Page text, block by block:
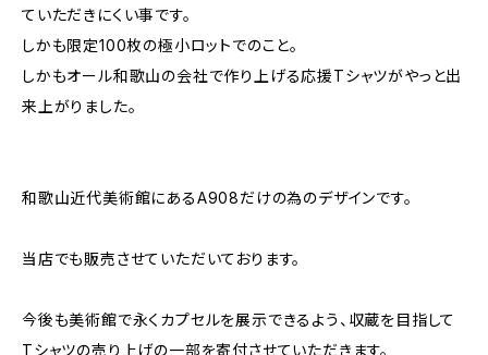
ていただきにくい事です。
しかも限定100枚の極小ロットでのこと。
しかもオール和歌山の会社で作り上げる応援Tシャツがやっと出
来上がりました。
和歌山近代美術館にあるA908だけの為のデザインです。
当店でも販売させていただいております。
今後も美術館で永くカプセルを展示できるよう、収蔵を目指して
Tシャツの売り上げの一部を寄付させていただきます。